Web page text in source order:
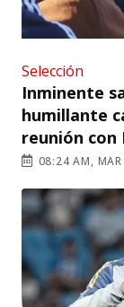
Selección
Inminente
humillante
reunión con
08:24 AM,